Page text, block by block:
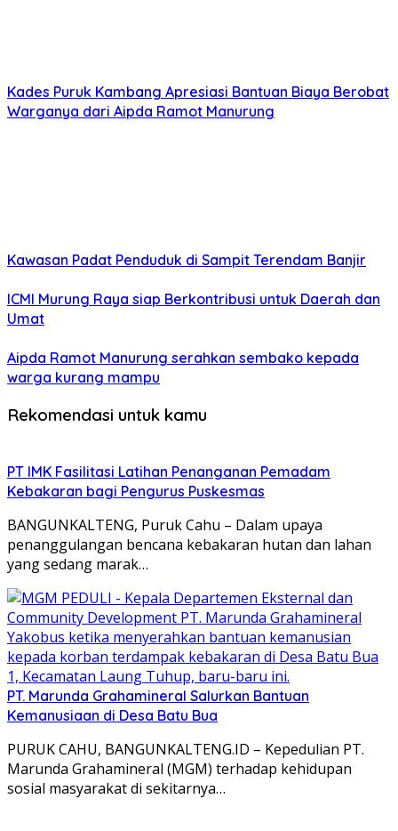
Kades Puruk Kambang Apresiasi Bantuan Biaya Berobat
Warganya dari Aipda Ramot Manurung
Kawasan Padat Penduduk di Sampit Terendam Banjir
ICMI Murung Raya siap Berkontribusi untuk Daerah dan
Umat
Aipda Ramot Manurung serahkan sembako kepada
warga kurang mampu
Rekomendasi untuk kamu
PT IMK Fasilitasi Latihan Penanganan Pemadam
Kebakaran bagi Pengurus Puskesmas
BANGUNKALTENG, Puruk Cahu – Dalam upaya
penanggulangan bencana kebakaran hutan dan lahan
yang sedang marak…
PT. Marunda Grahamineral Salurkan Bantuan
Kemanusiaan di Desa Batu Bua
PURUK CAHU, BANGUNKALTENG.ID – Kepedulian PT.
Marunda Grahamineral (MGM) terhadap kehidupan
sosial masyarakat di sekitarnya…